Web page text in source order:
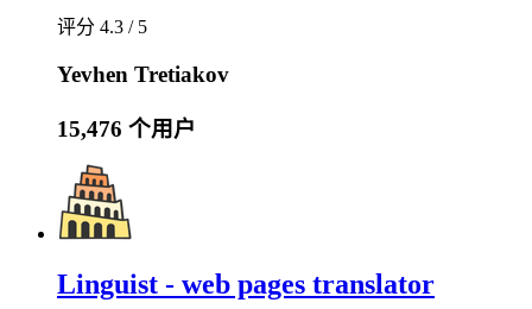
评分 4.3 / 5
Yevhen Tretiakov
15,476 个用户
Linguist - web pages translator